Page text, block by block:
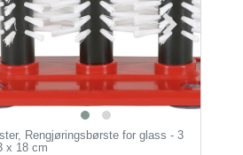
Rengjøringsbørste for glass - 3
x 18 cm